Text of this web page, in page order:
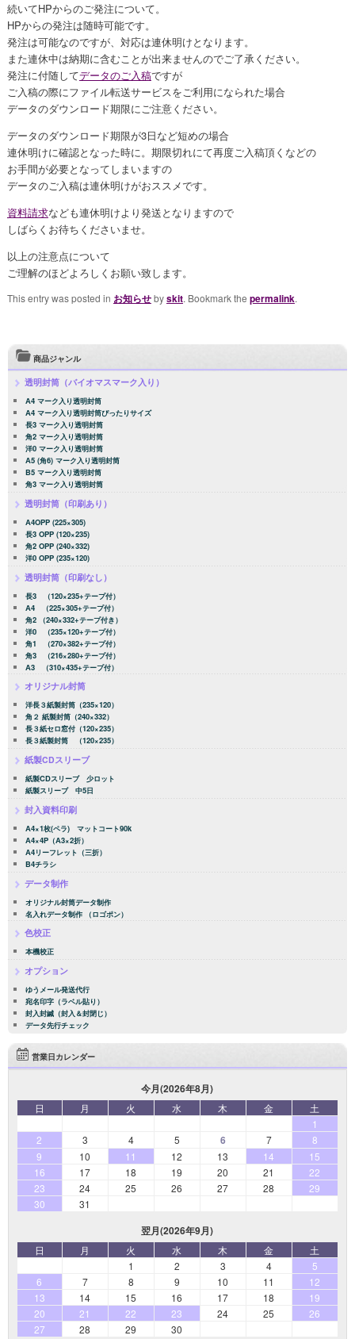
続いてHPからのご発注について。
HPからの発注は随時可能です。
発注は可能なのですが、対応は連休明けとなります。
また連休中は納期に含むことが出来ませんのでご了承ください。
発注に付随してデータのご入稿ですが
ご入稿の際にファイル転送サービスをご利用になられた場合
データのダウンロード期限にご注意ください。
データのダウンロード期限が3日など短めの場合
連休明けに確認となった時に。期限切れにて再度ご入稿頂くなどの
お手間が必要となってしまいますの
データのご入稿は連休明けがおススメです。
資料請求なども連休明けより発送となりますので
しばらくお待ちくださいませ。
以上の注意点について
ご理解のほどよろしくお願い致します。
This entry was posted in お知らせbyskit. Bookmark the permalink.
商品ジャンル
透明封筒（バイオマスマーク入り）
A4 マーク入り透明封筒
A4 マーク入り透明封筒ぴったりサイズ
長3 マーク入り透明封筒
角2 マーク入り透明封筒
洋0 マーク入り透明封筒
A5 (角6) マーク入り透明封筒
B5 マーク入り透明封筒
角3 マーク入り透明封筒
透明封筒（印刷あり）
A4OPP (225×305)
長3 OPP (120×235)
角2 OPP (240×332)
洋0 OPP (235×120)
透明封筒（印刷なし）
長3 （120×235+テープ付）
A4 （225×305+テープ付）
角2 （240×332+テープ付き）
洋0 （235×120+テープ付）
角1 （270×382+テープ付）
角3 （216×280+テープ付）
A3 （310×435+テープ付）
オリジナル封筒
洋長３紙製封筒（235×120）
角２ 紙製封筒（240×332）
長３紙セロ窓付（120×235）
長３紙製封筒 （120×235）
紙製CDスリーブ
紙製CDスリーブ 少ロット
紙製スリーブ 中5日
封入資料印刷
A4×1枚(ペラ) マットコート90k
A4×4P（A3×2折）
A4リーフレット（三折）
B4チラシ
データ制作
オリジナル封筒データ制作
名入れデータ制作 （ロゴポン）
色校正
本機校正
オプション
ゆうメール発送代行
宛名印字（ラベル貼り）
封入封緘（封入＆封閉じ）
データ先行チェック
営業日カレンダー
今月(2026年8月)
日 月 火 水 木 金
土
1
2
3 4 5 6 7
8
9
10 11 12 13 14
15
16
17 18 19 20 21
22
23
24 25 26 27 28
29
30
31
翌月(2026年9月)
日 月 火 水 木 金
土
1
2 3 4
5
6
7 8 9 10 11
12
13
14 15 16 17 18
19
20
21 22 23 24 25
26
27
28 29 30